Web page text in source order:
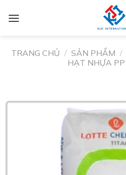
TRANG CHỦ / SẢN PHẨM /
HẠT NHỰA PP